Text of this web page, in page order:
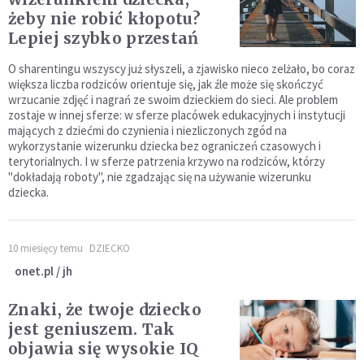
żeby nie robić kłopotu?
Lepiej szybko przestań
O sharentingu wszyscy już słyszeli, a zjawisko nieco zelżało, bo coraz
większa liczba rodziców orientuje się, jak źle może się skończyć
wrzucanie zdjęć i nagrań ze swoim dzieckiem do sieci. Ale problem
zostaje w innej sferze: w sferze placówek edukacyjnych i instytucji
mających z dziećmi do czynienia i niezliczonych zgód na
wykorzystanie wizerunku dziecka bez ograniczeń czasowych i
terytorialnych. I w sferze patrzenia krzywo na rodziców, którzy
"dokładają roboty", nie zgadzając się na używanie wizerunku
dziecka.
10 miesięcy temu DZIECKO
onet.pl / jh
Znaki, że twoje dziecko
jest geniuszem. Tak
objawia się wysokie IQ